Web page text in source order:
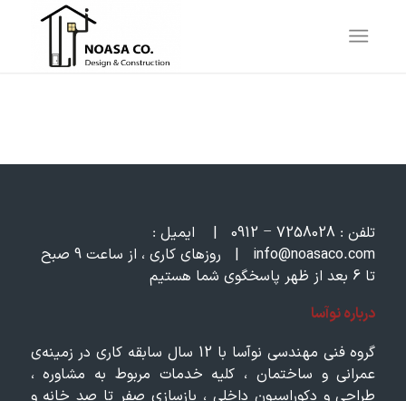
تلفن : 7258028 – 0912
| ایمیل :
info@noasaco.com
|
روزهای کاری ، از ساعت 9 صبح
تا 6 بعد از ظهر پاسخگوی شما هستیم
درباره نوآسا
گروه فنی مهندسی نوآسا با 12 سال سابقه کاری در زمینه‌ی
عمرانی و ساختمان ، کلیه خدمات مربوط به مشاوره ،
طراحی و دکوراسیون داخلی ، بازسازی صفر تا صد خانه و